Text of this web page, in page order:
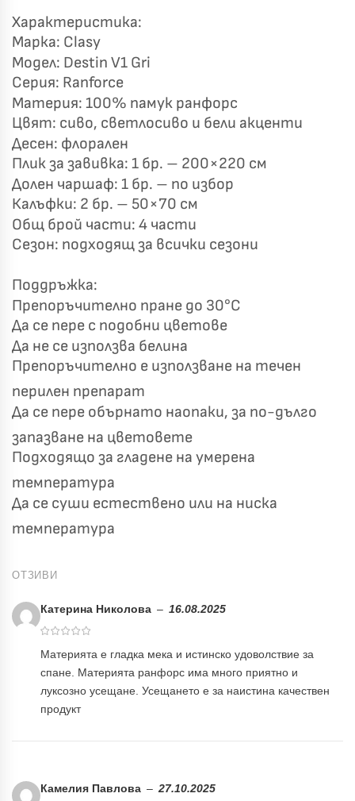
Характеристика:
Марка: Clasy
Модел: Destin V1 Gri
Серия: Ranforce
Материя: 100% памук ранфорс
Цвят: сиво, светлосиво и бели акценти
Десен: флорален
Плик за завивка: 1 бр. – 200×220 см
Долен чаршаф: 1 бр. – по избор
Калъфки: 2 бр. – 50×70 см
Общ брой части: 4 части
Сезон: подходящ за всички сезони
Поддръжка:
Препоръчително пране до 30°C
Да се пере с подобни цветове
Да не се използва белина
Препоръчително е използване на течен
перилен препарат
Да се пере обърнато наопаки, за по-дълго
запазване на цветовете
Подходящо за гладене на умерена
температура
Да се суши естествено или на ниска
температура
ОТЗИВИ
Катерина Николова – 16.08.2025
Материята е гладка мека и истинско удоволствие за
спане. Материята ранфорс има много приятно и
луксозно усещане. Усещането е за наистина качествен
продукт
Камелия Павлова – 27.10.2025
🎁 Късметът избра Вас!
Хавлиени кърпи – Комплект 2 части – 100% памук
19,00 €0 €
Бяло и Небесносиньо
Светлосиво и Антрацит